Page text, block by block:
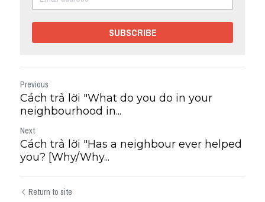
SUBSCRIBE
Previous
Cách trả lời "What do you do in your
neighbourhood in...
Next
Cách trả lời "Has a neighbour ever helped
you? [Why/Why...
Return to site